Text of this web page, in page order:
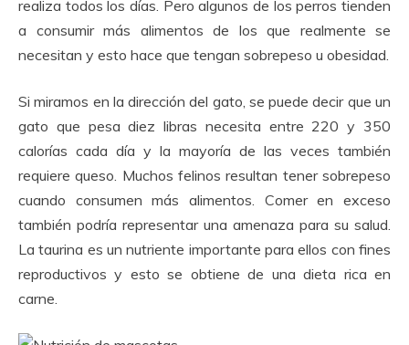
realiza todos los días. Pero algunos de los perros tienden
a consumir más alimentos de los que realmente se
necesitan y esto hace que tengan sobrepeso u obesidad.
Si miramos en la dirección del gato, se puede decir que un
gato que pesa diez libras necesita entre 220 y 350
calorías cada día y la mayoría de las veces también
requiere queso. Muchos felinos resultan tener sobrepeso
cuando consumen más alimentos. Comer en exceso
también podría representar una amenaza para su salud.
La taurina es un nutriente importante para ellos con fines
reproductivos y esto se obtiene de una dieta rica en
carne.